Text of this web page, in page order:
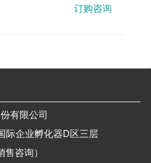
订购咨询
有限公司
际企业孵化器D区三层
咨询）